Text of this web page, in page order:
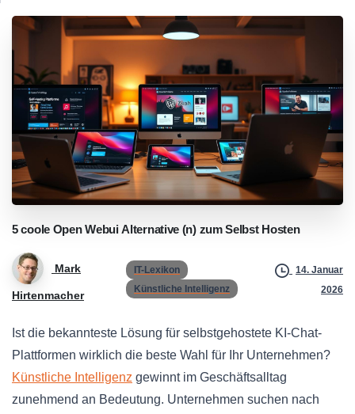
5 coole Open Webui Alternative (n) zum Selbst Hosten
Mark
Hirtenmacher
IT-Lexikon
Künstliche Intelligenz
14. Januar
2026
Ist die bekannteste Lösung für selbstgehostete KI-Chat-
Plattformen wirklich die beste Wahl für Ihr Unternehmen?
Künstliche Intelligenz gewinnt im Geschäftsalltag
zunehmend an Bedeutung. Unternehmen suchen nach